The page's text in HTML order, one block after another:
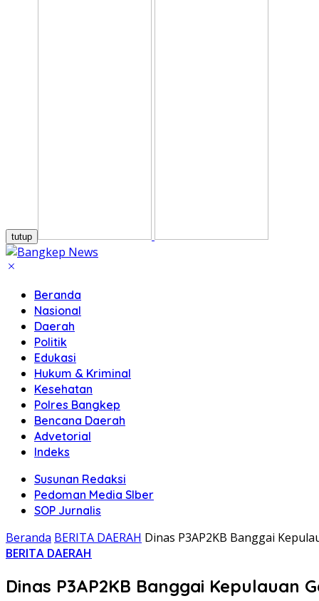
tutup
Beranda
Nasional
Daerah
Politik
Edukasi
Hukum & Kriminal
Kesehatan
Polres Bangkep
Bencana Daerah
Advetorial
Indeks
Susunan Redaksi
Pedoman Media SIber
SOP Jurnalis
Beranda BERITA DAERAH Dinas P3AP2KB Banggai
BERITA DAERAH
Dinas P3AP2KB Banggai Kepulauan